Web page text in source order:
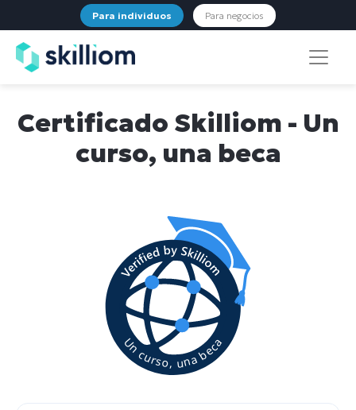
Para individuos Para negocios
Certificado Skilliom - Un
curso, una beca